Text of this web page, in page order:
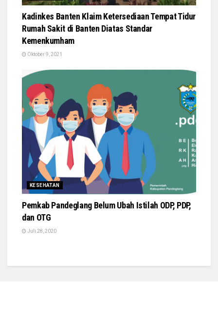
Kadinkes Banten Klaim Ketersediaan Tempat Tidur
Rumah Sakit di Banten Diatas Standar
Kemenkumham
Oktober 9, 2021
KESEHATAN
Pemkab Pandeglang Belum Ubah Istilah ODP, PDP,
dan OTG
Juli 28, 2020